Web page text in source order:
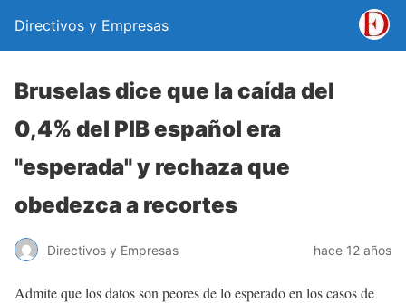
Directivos y Empresas
Bruselas dice que la caída del
0,4% del PIB español era
"esperada" y rechaza que
obedezca a recortes
Directivos y Empresas hace 12 años
Admite que los datos son peores de lo esperado en los casos de